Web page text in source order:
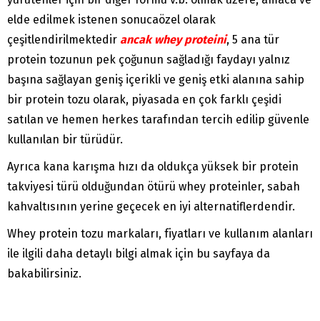
elde edilmek istenen sonucaözel olarak
çeşitlendirilmektedir ancak whey proteini, 5 ana tür
protein tozunun pek çoğunun sağladığı faydayı yalnız
başına sağlayan geniş içerikli ve geniş etki alanına sahip
bir protein tozu olarak, piyasada en çok farklı çeşidi
satılan ve hemen herkes tarafından tercih edilip güvenle
kullanılan bir türüdür.
Ayrıca kana karışma hızı da oldukça yüksek bir protein
takviyesi türü olduğundan ötürü whey proteinler, sabah
kahvaltısının yerine geçecek en iyi alternatiflerdendir.
Whey protein tozu markaları, fiyatları ve kullanım alanları
ile ilgili daha detaylı bilgi almak için bu sayfaya da
bakabilirsiniz.